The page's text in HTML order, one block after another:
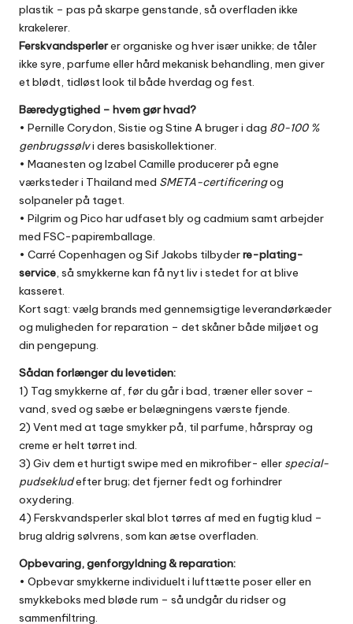
plastik – pas på skarpe genstande, så overfladen ikke
krakelerer.
Ferskvandsperlerer organiske og hver især unikke; de tåler
ikke syre, parfume eller hård mekanisk behandling, men giver
et blødt, tidløst look til både hverdag og fest.
Bæredygtighed – hvem gør hvad?
• Pernille Corydon, Sistie og Stine A bruger i dag 80-100 %
genbrugssølvi deres basiskollektioner.
• Maanesten og Izabel Camille producerer på egne
værksteder i Thailand med SMETA-certificeringog
solpaneler på taget.
• Pilgrim og Pico har udfaset bly og cadmium samt arbejder
med FSC-papiremballage.
• Carré Copenhagen og Sif Jakobs tilbyderre-plating-
service, så smykkerne kan få nyt liv i stedet for at blive
kasseret.
Kort sagt: vælg brands med gennemsigtige leverandørkæder
og muligheden for reparation – det skåner både miljøet og
din pengepung.
Sådan forlænger du levetiden:
1) Tag smykkerne af, før du går i bad, træner eller sover –
vand, sved og sæbe er belægningens værste fjende.
2) Vent med at tage smykker på, til parfume, hårspray og
creme er helt tørret ind.
3) Giv dem et hurtigt swipe med en mikro­fiber- eller special-
pudsekludefter brug; det fjerner fedt og forhindrer
oxydering.
4) Ferskvandsperler skal blot tørres af med en fugtig klud –
brug aldrig sølvrens, som kan ætse overfladen.
Opbevaring, genforgyldning & reparation:
• Opbevar smykkerne individuelt i lufttætte poser eller en
smykkeboks med bløde rum – så undgår du ridser og
sammenfiltring.